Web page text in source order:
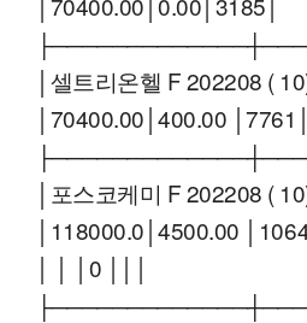
│셀트리온헬 F 202208 (
│70400.00│400.00 │7761│
│포스코케미 F 202208 (
│118000.0│4500.00
│ │ │0 │││